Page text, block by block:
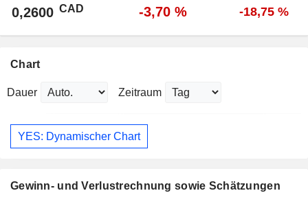
0,2600 CAD -3,70 % -18,75 %
Chart
Dauer Zeitraum
YES: Dynamischer Chart
Gewinn- und Verlustrechnung sowie Schätzungen